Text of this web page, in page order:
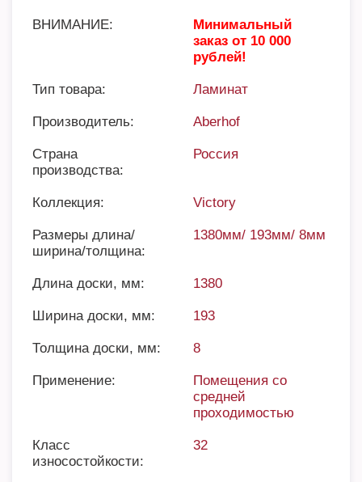
ВНИМАНИЕ:
Минимальный
заказ от 10 000
рублей!
Тип товара: Ламинат
Производитель: Aberhof
Страна
производства:
Россия
Коллекция: Victory
Размеры длина/
ширина/толщина:
1380мм/ 193мм/ 8мм
Длина доски, мм: 1380
Ширина доски, мм: 193
Толщина доски, мм: 8
Применение:
Помещения со
средней
проходимостью
Класс
износостойкости:
32